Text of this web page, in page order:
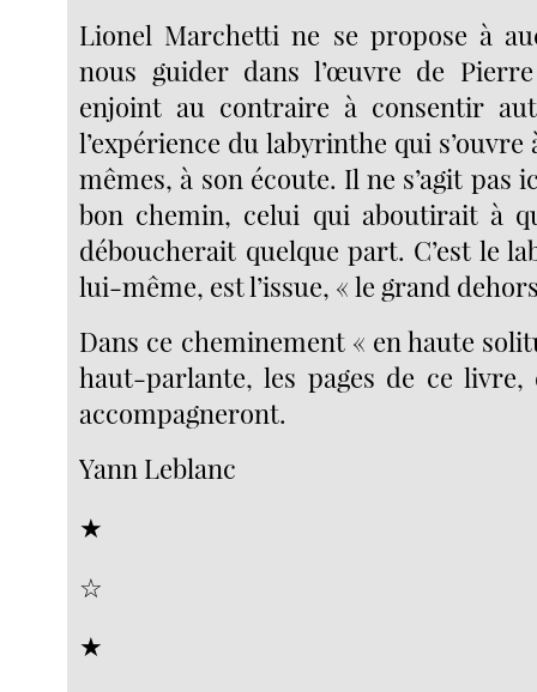
Lionel Marchetti ne se propose à
nous guider dans l’œuvre de
enjoint au contraire à consentir
l’expérience du labyrinthe qui
mêmes, à son écoute. Il ne s’agit pas
bon chemin, celui qui aboutirait à
déboucherait quelque part. C’est le
lui-même, est l’issue, « le grand
Dans ce cheminement « en haute
haut-parlante, les pages de ce livre,
accompagneront.
Yann Leblanc
★
☆
★